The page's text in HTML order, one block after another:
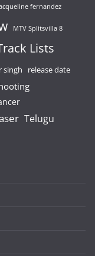
fernandez
MTV Splitsvilla 8
Lists
singh release date
Telugu